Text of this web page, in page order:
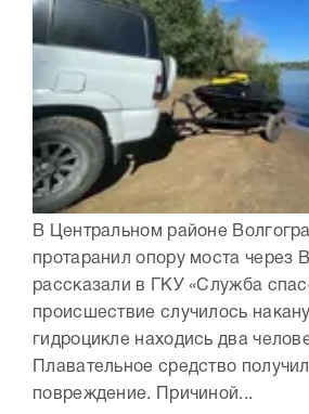
В Центральном районе
протаранил опору моста через
рассказали в ГКУ «Служба
происшествие случилось
гидроцикле находись два
Плавательное средство
повреждение. Причиной...